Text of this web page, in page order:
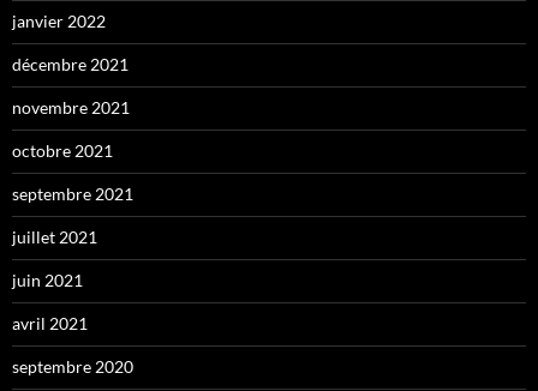
janvier 2022
décembre 2021
novembre 2021
octobre 2021
septembre 2021
juillet 2021
juin 2021
avril 2021
septembre 2020